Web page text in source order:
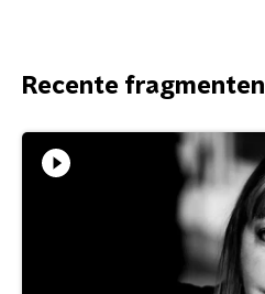
Recente fragmenten